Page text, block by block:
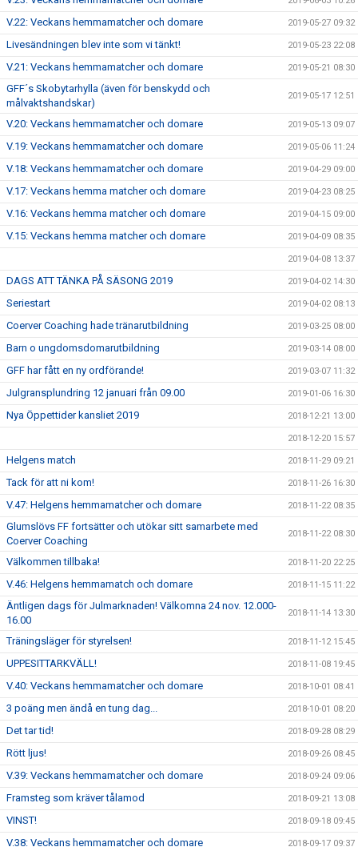
V.22: Veckans hemmamatcher och domare 2019-05-27 09:32
Livesändningen blev inte som vi tänkt! 2019-05-23 22:08
V.21: Veckans hemmamatcher och domare 2019-05-21 08:30
GFF´s Skobytarhylla (även för benskydd och
målvaktshandskar)
2019-05-17 12:51
V.20: Veckans hemmamatcher och domare 2019-05-13 09:07
V.19: Veckans hemmamatcher och domare 2019-05-06 11:24
V.18: Veckans hemmamatcher och domare 2019-04-29 09:00
V.17: Veckans hemma matcher och domare 2019-04-23 08:25
V.16: Veckans hemma matcher och domare 2019-04-15 09:00
V.15: Veckans hemma matcher och domare 2019-04-09 08:35
2019-04-08 13:37
DAGS ATT TÄNKA PÅ SÄSONG 2019 2019-04-02 14:30
Seriestart 2019-04-02 08:13
Coerver Coaching hade tränarutbildning 2019-03-25 08:00
Barn o ungdomsdomarutbildning 2019-03-14 08:00
GFF har fått en ny ordförande! 2019-03-07 11:32
Julgransplundring 12 januari från 09.00 2019-01-06 16:30
Nya Öppettider kansliet 2019 2018-12-21 13:00
2018-12-20 15:57
Helgens match 2018-11-29 09:21
Tack för att ni kom! 2018-11-26 16:30
V.47: Helgens hemmamatcher och domare 2018-11-22 08:35
Glumslövs FF fortsätter och utökar sitt samarbete med
Coerver Coaching
2018-11-22 08:30
Välkommen tillbaka! 2018-11-20 22:25
V.46: Helgens hemmamatch och domare 2018-11-15 11:22
Äntligen dags för Julmarknaden! Välkomna 24 nov. 12.000-
16.00
2018-11-14 13:30
Träningsläger för styrelsen! 2018-11-12 15:45
UPPESITTARKVÄLL! 2018-11-08 19:45
V.40: Veckans hemmamatcher och domare 2018-10-01 08:41
3 poäng men ändå en tung dag... 2018-10-01 08:20
Det tar tid! 2018-09-28 08:29
Rött ljus! 2018-09-26 08:45
V.39: Veckans hemmamatcher och domare 2018-09-24 09:06
Framsteg som kräver tålamod 2018-09-21 13:08
VINST! 2018-09-18 09:45
V.38: Veckans hemmamatcher och domare 2018-09-17 09:37